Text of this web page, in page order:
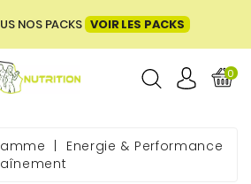
NOS PACKS VOIR LES PACKS
0
Energie & Performance